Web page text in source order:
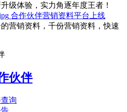
级体验，实力角逐年度王者！
合作伙伴营销资料平台上线
营销资料，千份营销资料，快速
伙伴
询